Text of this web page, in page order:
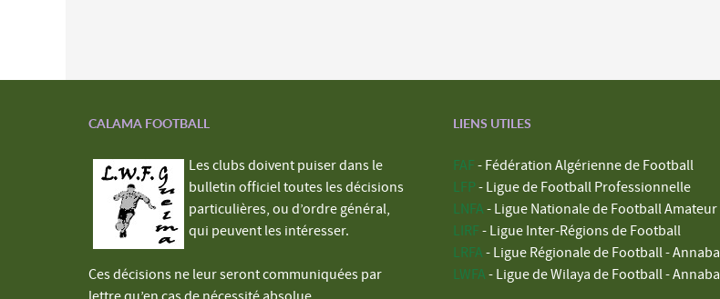
CALAMA FOOTBALL
Les clubs doivent puiser dans le
bulletin officiel toutes les décisions
particulières, ou d’ordre général,
qui peuvent les intéresser.
Ces décisions ne leur seront communiquées par
LIENS UTILES
FAF - Fédération Algérienne de Football
LFP - Ligue de Football Professionnelle
LNFA - Ligue Nationale de Football Amateur
LIRF - Ligue Inter-Régions de Football
LRFA - Ligue Régionale de Football - Annaba
LWFA - Ligue de Wilaya de Football - Annaba